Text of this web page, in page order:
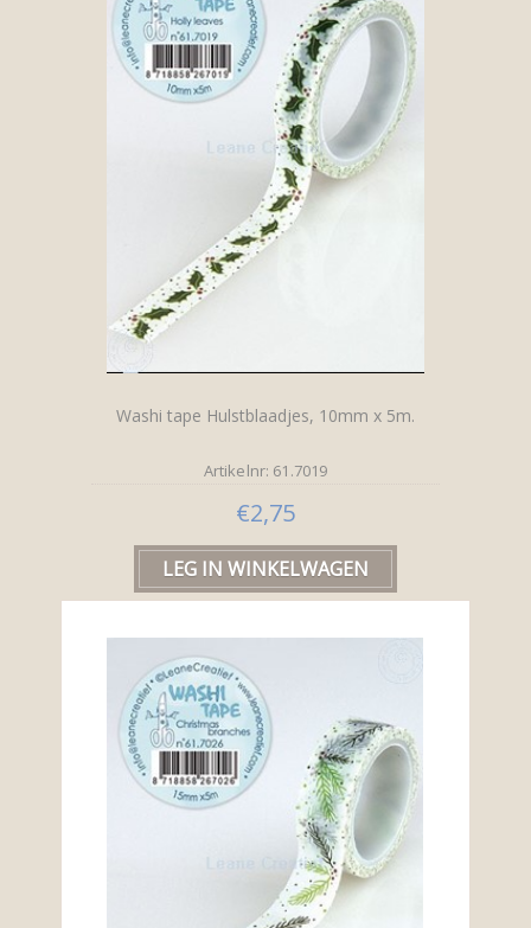
Washi tape Hulstblaadjes, 10mm x 5m.
Artikelnr: 61.7019
€2,75